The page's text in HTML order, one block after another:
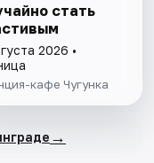
стать
2026 •
кафе Чугунка
→